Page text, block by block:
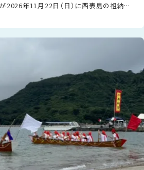
が2026年11月22日（日）に西表島の祖納地